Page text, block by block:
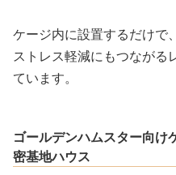
ケージ内に設置するだけで
ストレス軽減にもつながる
ています。
ゴールデンハムスター向け
密基地ハウス